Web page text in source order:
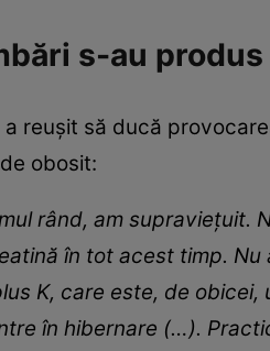
s-au
a reușit să ducă
obosit:
rând, am supraviețuit.
în tot acest timp.
K, care este, de
în hibernare (…).